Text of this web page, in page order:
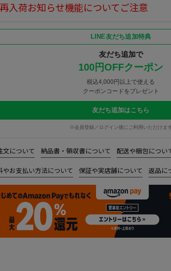
入荷お知らせ機能についてご注意
LINE友だち追加特典
友だち追加で
100円OFFクーポン
税込4,000円以上で使える
クーポンコードをプレゼント
友だち追加はこちら
※会員登録／ログイン後にご利用いただけま
文について 納品書・領収書について 配送や梱包につい
やお支払い方法について 保証や実店舗について 返品に